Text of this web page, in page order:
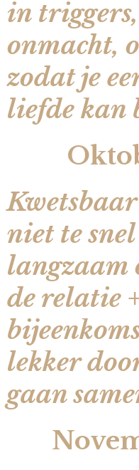
in triggers,
onmacht,
zodat je
liefde kan
niet te snel
langzaam
de relatie
lekker
gaan